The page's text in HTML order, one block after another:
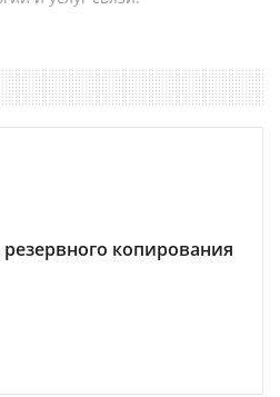
копирования